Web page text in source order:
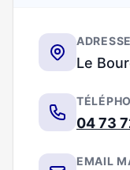
ADRESSE
Le
04 73
EMAIL